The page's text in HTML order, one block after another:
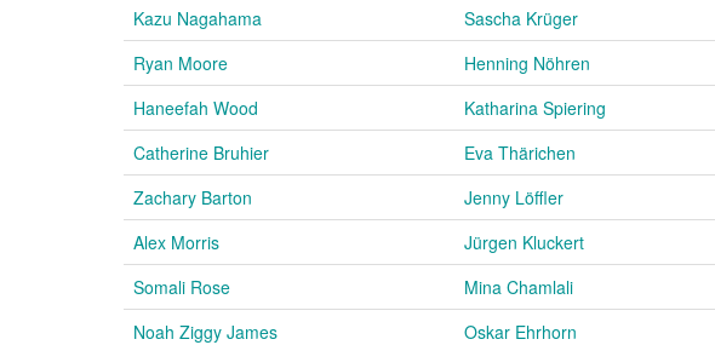
Kazu Nagahama
Sascha Krüger
Ryan Moore
Henning Nöhren
Haneefah Wood
Katharina Spiering
Catherine Bruhier
Eva Thärichen
Zachary Barton
Jenny Löffler
Alex Morris
Jürgen Kluckert
Somali Rose
Mina Chamlali
Noah Ziggy James
Oskar Ehrhorn